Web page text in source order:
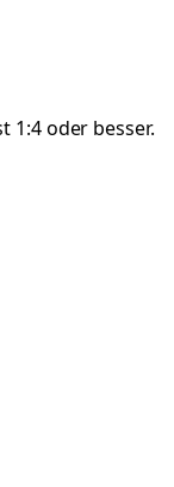
oder besser.